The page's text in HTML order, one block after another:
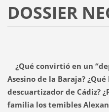
DOSSIER
¿Qué convirtió en un
Asesino de la Baraja?
descuartizador de Cádiz?
familia los temibles